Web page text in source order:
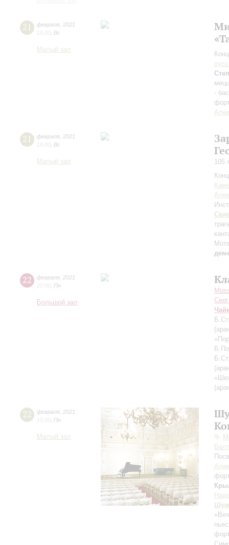
21 февраля 2021
15:00 Вс
Малый зал
-
21 февраля 2021
19:00 Вс
Малый зал
105
22 февраля 2021
20:00 Пн
Большой зал
22 февраля 2021
15:00 Пн
Малый зал